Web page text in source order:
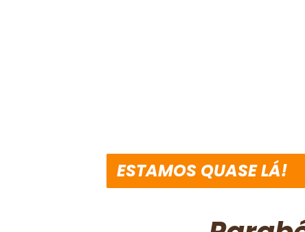
ESTAMOS QUASE LÁ!